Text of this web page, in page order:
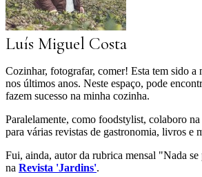
Luís Miguel Costa
Cozinhar, fotografar, comer! Esta tem sido
nos últimos anos. Neste espaço, pode
fazem sucesso na minha cozinha.
Paralelamente, como foodstylist, colaboro
para várias revistas de gastronomia, livros e
Fui, ainda, autor da rubrica mensal "Nada
na Revista 'Jardins'.